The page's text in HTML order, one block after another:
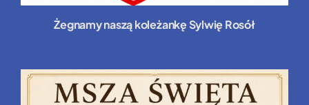
Żegnamy naszą koleżankę Sylwię Rosół